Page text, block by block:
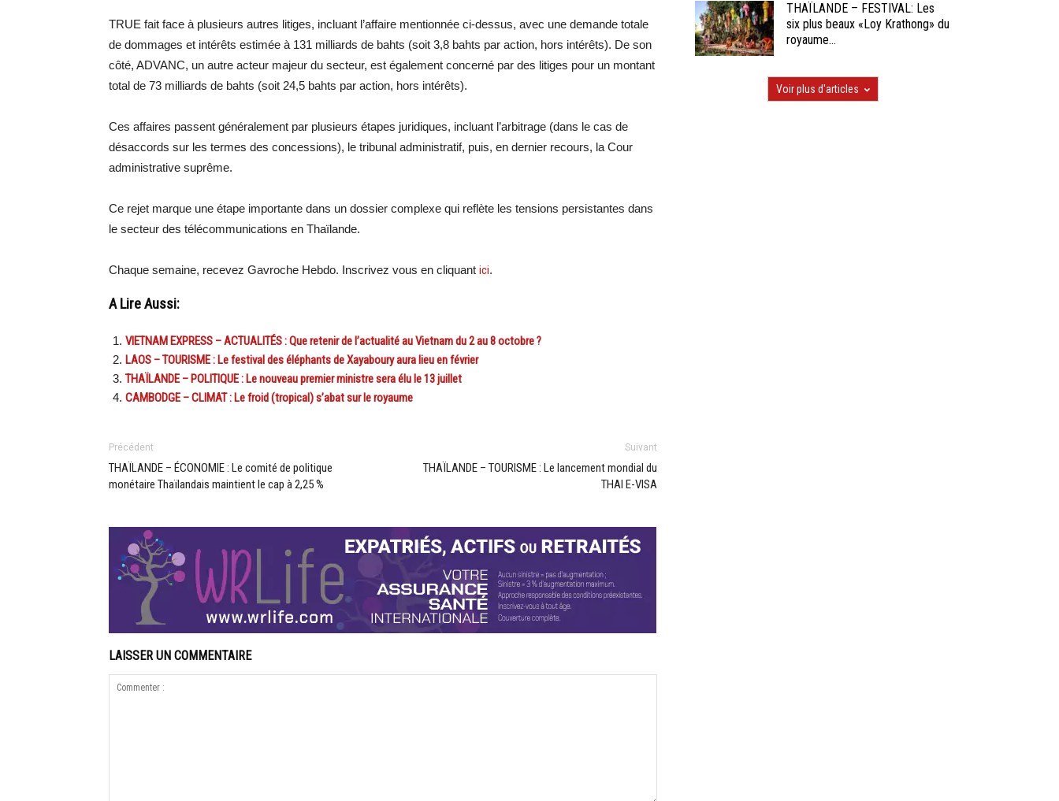
TRUE fait face à plusieurs autres litiges, incluant l’affaire mentionnée ci-dessus, avec une demande totale
de dommages et intérêts estimée à 131 milliards de bahts (soit 3,8 bahts par action, hors intérêts). De son
côté, ADVANC, un autre acteur majeur du secteur, est également concerné par des litiges pour un montant
total de 73 milliards de bahts (soit 24,5 bahts par action, hors intérêts).
Ces affaires passent généralement par plusieurs étapes juridiques, incluant l’arbitrage (dans le cas de
désaccords sur les termes des concessions), le tribunal administratif, puis, en dernier recours, la Cour
administrative suprême.
Ce rejet marque une étape importante dans un dossier complexe qui reflète les tensions persistantes dans
le secteur des télécommunications en Thaïlande.
Chaque semaine, recevez Gavroche Hebdo. Inscrivez vous en cliquant ici.
A Lire Aussi:
VIETNAM EXPRESS – ACTUALITÉS : Que retenir de l’actualité au Vietnam du 2 au 8 octobre ?
LAOS – TOURISME : Le festival des éléphants de Xayaboury aura lieu en février
THAÏLANDE – POLITIQUE : Le nouveau premier ministre sera élu le 13 juillet
CAMBODGE – CLIMAT : Le froid (tropical) s’abat sur le royaume
Précédent
THAÏLANDE – ÉCONOMIE : Le comité de politique
monétaire Thaïlandais maintient le cap à 2,25 %
Suivant
THAÏLANDE – TOURISME : Le lancement mondial du
THAI E-VISA
LAISSER UN COMMENTAIRE
THAÏLANDE – FESTIVAL: Les
six plus beaux «Loy Krathong» du
royaume...
Voir plus d'articles